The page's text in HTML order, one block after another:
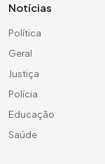
Notícias
Política
Geral
Justiça
Polícia
Educação
Saúde